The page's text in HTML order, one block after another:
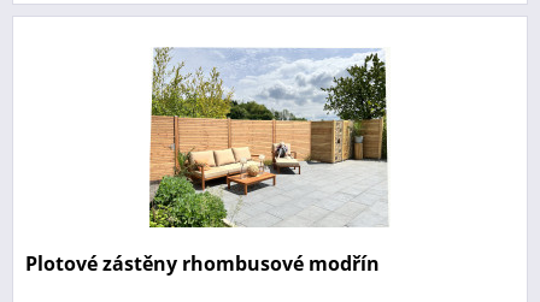
Plotové zástěny rhombusové modřín